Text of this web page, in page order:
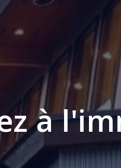
à